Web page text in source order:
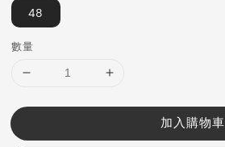
48
數量
加入購物車